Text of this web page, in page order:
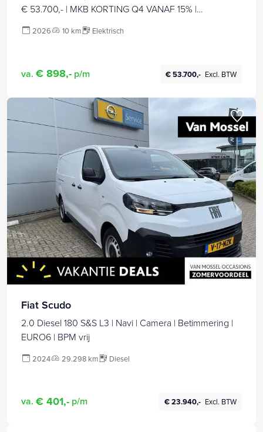
€ 53.700,- | MKB KORTING Q4 VANAF 15% |
GARANTIE
2026 10 km Elektrisch
va. € 898,- p/m € 53.700,- Excl. BTW
Fiat Scudo
2.0 Diesel 180 S&S L3 | Navi | Camera | Betimmering |
EURO6 | BPM vrij
2024 29.298 km Diesel
va. € 401,- p/m € 23.940,- Excl. BTW